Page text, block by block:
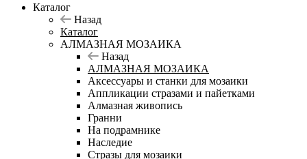
Каталог
Назад
Каталог
АЛМАЗНАЯ МОЗАИКА
Назад
АЛМАЗНАЯ МОЗАИКА
Аксессуары и станки для мозаики
Аппликации стразами и пайетками
Алмазная живопись
Гранни
На подрамнике
Наследие
Стразы для мозаики